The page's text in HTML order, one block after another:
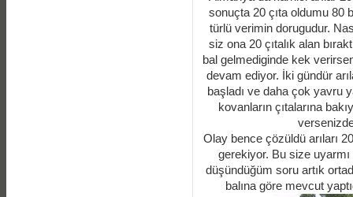
sonuçta 20 çıta oldumu 80
türlü verimin dorugudur.
siz ona 20 çıtalık alan
bal gelmediginde kek
devam ediyor. İki gündür
başladı ve daha çok yavru
kovanların çıtalarına
Olay bence çözüldü arıları
gerekiyor. Bu size
düşündüğüm soru artık
balına göre mevcut